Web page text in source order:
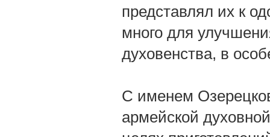
представлял их к
много для
духовенства, в
С именем
армейской